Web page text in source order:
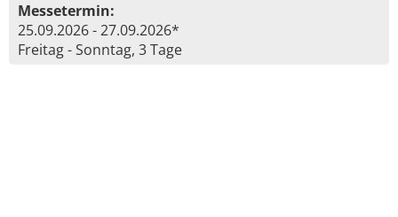
Messetermin:
25.09.2026 - 27.09.2026*
Freitag - Sonntag, 3 Tage